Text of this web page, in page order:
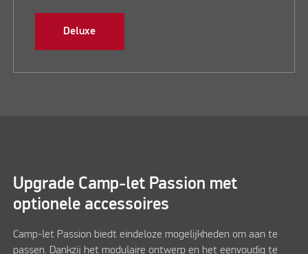
Deluxe
Upgrade Camp-let Passion met
optionele accessoires
Camp-let Passion biedt eindeloze mogelijkheden om aan te
passen. Dankzij het modulaire ontwerp en het eenvoudig te